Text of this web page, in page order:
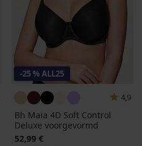
-25 % ALL25
4,9
Bh Maia 4D Soft Control
Deluxe voorgevormd
52,99 €